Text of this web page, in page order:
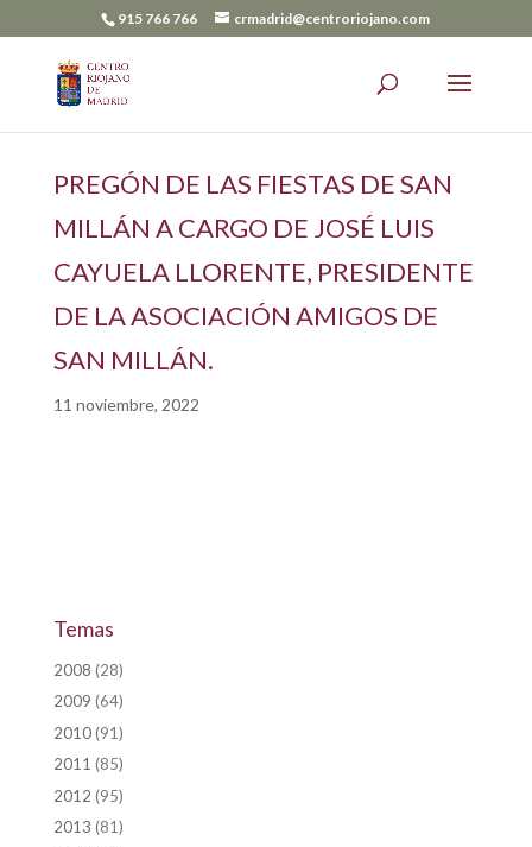
915 766 766 crmadrid@centroriojano.com
PREGÓN DE LAS FIESTAS DE SAN
MILLÁN A CARGO DE JOSÉ LUIS
CAYUELA LLORENTE, PRESIDENTE
DE LA ASOCIACIÓN AMIGOS DE
SAN MILLÁN.
11 noviembre, 2022
Temas
2008 (28)
2009 (64)
2010(91)
2011 (85)
2012 (95)
2013 (81)